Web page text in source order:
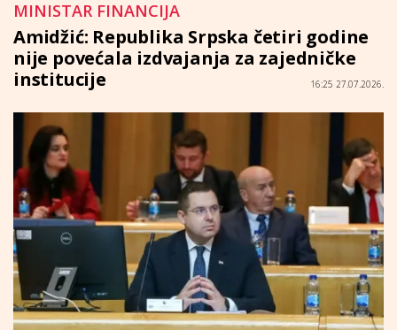
MINISTAR FINANCIJA
Amidžić: Republika Srpska četiri godine
nije povećala izdvajanja za zajedničke
institucije
16:25 27.07.2026.